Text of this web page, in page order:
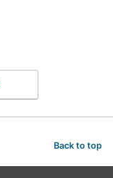
Back to top